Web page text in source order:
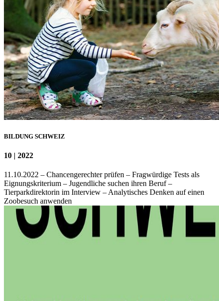
BILDUNG SCHWEIZ
10 | 2022
11.10.2022 – Chancengerechter prüfen – Fragwürdige Tests als
Eignungskriterium – Jugendliche suchen ihren Beruf –
Tierparkdirektorin im Interview – Analytisches Denken auf einen
Zoobesuch anwenden